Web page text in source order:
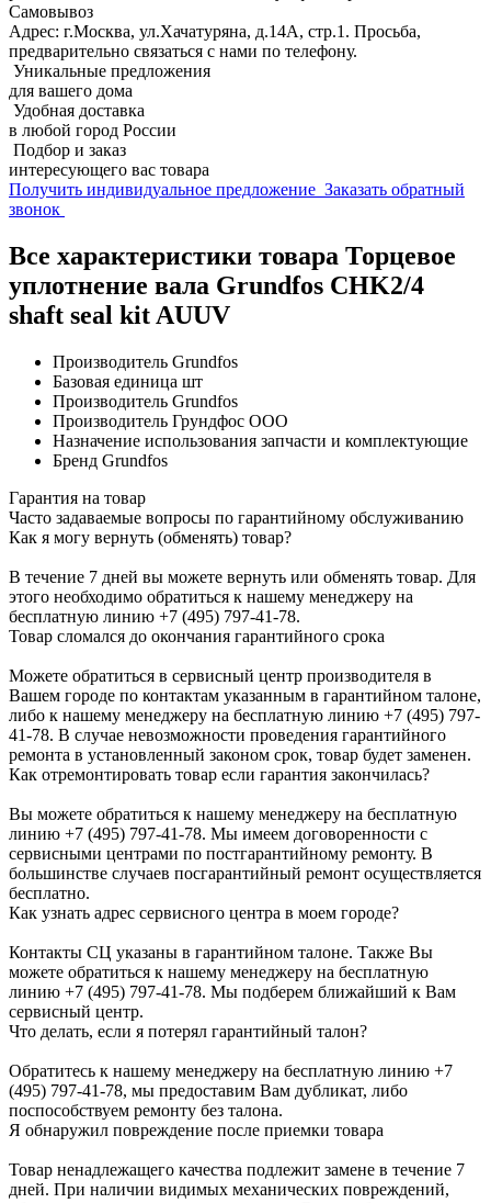
Самовывоз
Адрес: г.Москва, ул.Хачатуряна, д.14А, стр.1. Просьба,
предварительно связаться с нами по телефону.
Уникальные предложения
для вашего дома
Удобная доставка
в любой город России
Подбор и заказ
интересующего вас товара
Получить индивидуальное предложение Заказать обратный
звонок
Все характеристики товара Торцевое
уплотнение вала Grundfos CHK2/4
shaft seal kit AUUV
Производитель Grundfos
Базовая единица шт
Производитель Grundfos
Производитель Грундфос ООО
Назначение использования запчасти и комплектующие
Бренд Grundfos
Гарантия на товар
Часто задаваемые вопросы по гарантийному обслуживанию
Как я могу вернуть (обменять) товар?
В течение 7 дней вы можете вернуть или обменять товар. Для
этого необходимо обратиться к нашему менеджеру на
бесплатную линию +7 (495) 797-41-78.
Товар сломался до окончания гарантийного срока
Можете обратиться в сервисный центр производителя в
Вашем городе по контактам указанным в гарантийном талоне,
либо к нашему менеджеру на бесплатную линию +7 (495) 797-
41-78. В случае невозможности проведения гарантийного
ремонта в установленный законом срок, товар будет заменен.
Как отремонтировать товар если гарантия закончилась?
Вы можете обратиться к нашему менеджеру на бесплатную
линию +7 (495) 797-41-78. Мы имеем договоренности с
сервисными центрами по постгарантийному ремонту. В
большинстве случаев посгарантийный ремонт осуществляется
бесплатно.
Как узнать адрес сервисного центра в моем городе?
Контакты СЦ указаны в гарантийном талоне. Также Вы
можете обратиться к нашему менеджеру на бесплатную
линию +7 (495) 797-41-78. Мы подберем ближайший к Вам
сервисный центр.
Что делать, если я потерял гарантийный талон?
Обратитесь к нашему менеджеру на бесплатную линию +7
(495) 797-41-78, мы предоставим Вам дубликат, либо
поспособствуем ремонту без талона.
Я обнаружил повреждение после приемки товара
Товар ненадлежащего качества подлежит замене в течение 7
дней. При наличии видимых механических повреждений,